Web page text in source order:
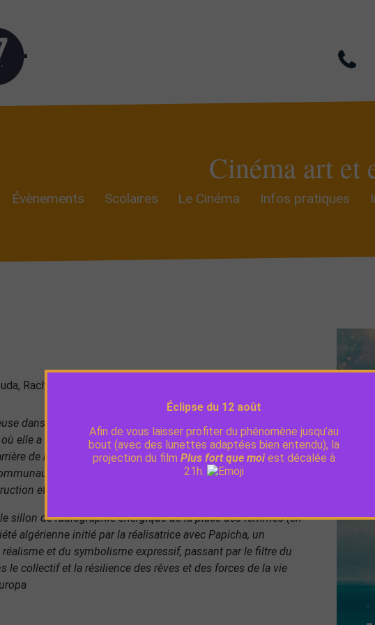
Cinéma art et
Évènements Scolaires Le Cinéma Infos pratiques
Rachida Brakni
danseuse. Femme de ménage le jour, elle participe à des
elle a gagné gros, elle est violemment agressée par Ali et
de ballerine s’envolent. Elle doit alors accepter et aimer
de femmes, Houria va retrouver un sens à sa vie
et sublimation des corps blessés…
sillon de radiographie énergique de la place des femmes (en
algérienne initié par la réalisatrice avec Papicha, un
et du symbolisme expressif, passant par le filtre du
le collectif et la résilience des rêves et des forces de la vie
Éclipse du 12 août
Afin de vous laisser profiter du phénomène jusqu’au
bout (avec des lunettes adaptées bien entendu), la
projection du film Plus fort que moi est décalée à
21h.